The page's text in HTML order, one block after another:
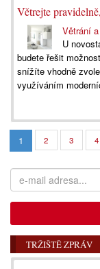
Větrejte
Větrání
U
budete řešit
snížíte vhodně
využíváním
1 2 3 4
TRŽIŠTĚ ZPRÁV